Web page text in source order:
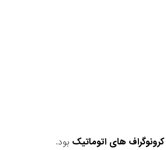
کرونوگراف های اتوماتیک بود.